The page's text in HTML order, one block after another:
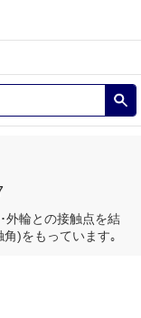
外輪との接触点を結
)をもっています｡